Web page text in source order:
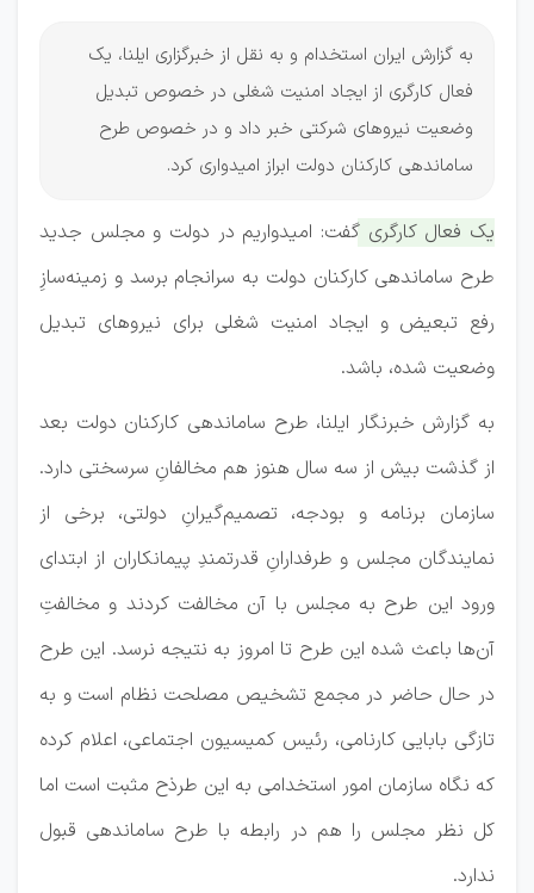
به گزارش ایران استخدام و به نقل از خبرگزاری ایلنا، یک
فعال کارگری از ایجاد امنیت شغلی در خصوص تبدیل
وضعیت نیرو‌های شرکتی خبر داد و در خصوص طرح
ساماندهی کارکنان دولت ابراز امیدواری کرد.
یک فعال کارگری گفت: امیدواریم در دولت و مجلس جدید
طرح ساماندهی کارکنان دولت به سرانجام برسد و زمینه‌سازِ
رفع تبعیض و ایجاد امنیت شغلی برای نیروهای تبدیل
وضعیت شده، باشد.
به گزارش خبرنگار ایلنا، طرح ساماندهی کارکنان دولت بعد
از گذشت بیش از سه سال هنوز هم مخالفانِ سرسختی دارد.
سازمان برنامه و بودجه، تصمیم‌گیرانِ دولتی، برخی از
نمایندگان مجلس و طرفدارانِ قدرتمندِ پیمانکاران از ابتدای
ورود این طرح به مجلس با آن مخالفت کردند و مخالفتِ
آن‌ها باعث شده این طرح تا امروز به نتیجه نرسد. این طرح
در حال حاضر در مجمع تشخیص مصلحت نظام است و به
تازگی بابایی کارنامی، رئیس کمیسیون اجتماعی، اعلام کرده
که نگاه سازمان امور استخدامی به این طرذح مثبت است اما
کل نظر مجلس را هم در رابطه با طرح ساماندهی قبول
ندارد.